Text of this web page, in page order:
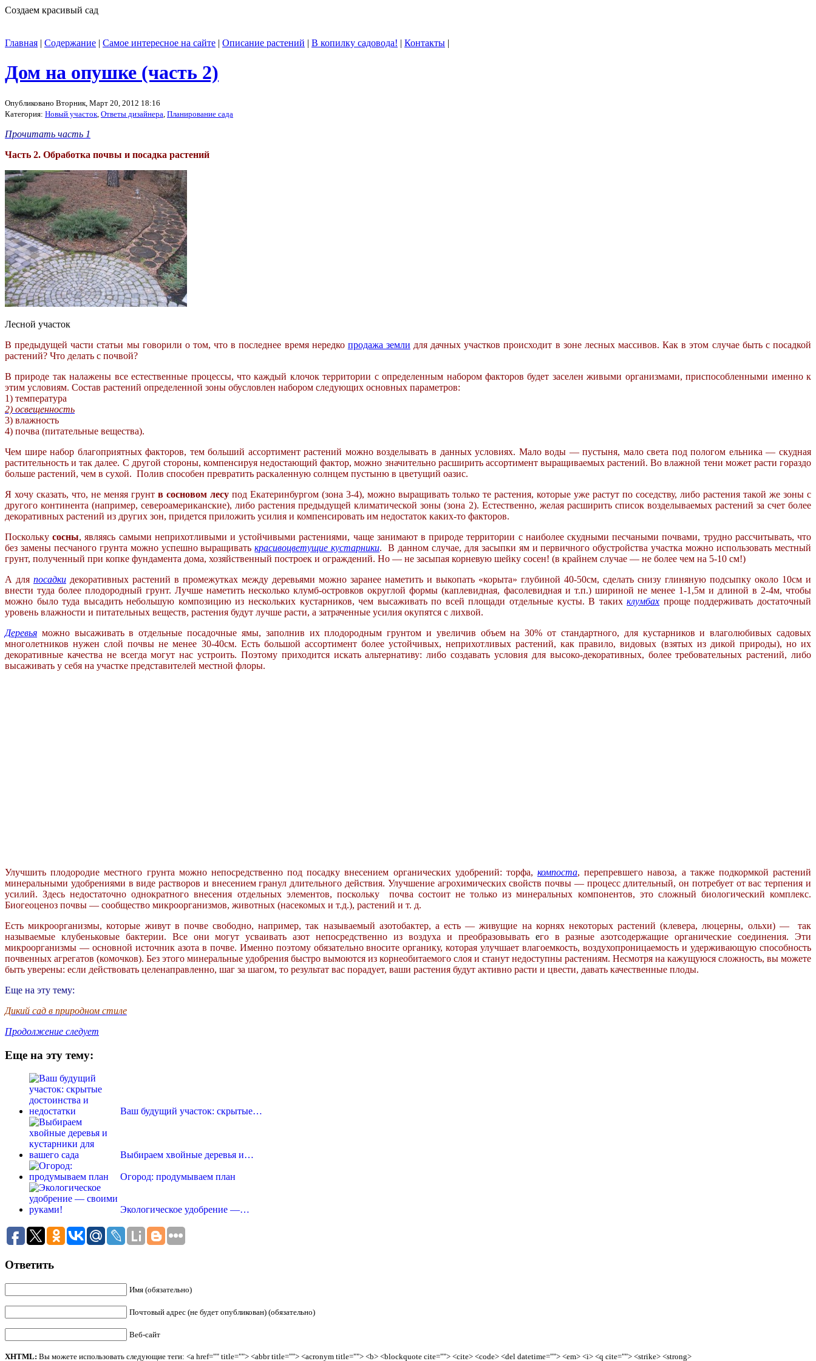
Создаем красивый сад
Главная | Содержание | Самое интересное на сайте | Описание растений | В копилку садовода! | Контакты |
Дом на опушке (часть 2)
Опубликовано Вторник, Март 20, 2012 18:16
Категория: Новый участок Ответы дизайнера Планирование сада
Прочитать часть 1
Часть 2. Обработка почвы и посадка растений
Лесной участок
В предыдущей части статьи мы говорили о том, что в последнее время нередко продажа земли для дачных участков происходит в зоне лесных массивов. Как в этом случае быть с посадкой
растений? Что делать с почвой?
В природе так налажены все естественные процессы, что каждый клочок территории с определенным набором факторов будет заселен живыми организмами, приспособленными именно к
этим условиям. Состав растений определенной зоны обусловлен набором следующих основных параметров:
1) температура
2) освещенность
3) влажность
4) почва (питательные вещества).
Чем шире набор благоприятных факторов, тем больший ассортимент растений можно возделывать в данных условиях. Мало воды — пустыня, мало света под пологом ельника — скудная
растительность и так далее. С другой стороны, компенсируя недостающий фактор, можно значительно расширить ассортимент выращиваемых растений. Во влажной тени может расти гораздо
больше растений, чем в сухой. Полив способен превратить раскаленную солнцем пустыню в цветущий оазис.
Я хочу сказать, что, не меняя грунт в сосновом лесу под Екатеринбургом (зона 3-4), можно выращивать только те растения, которые уже растут по соседству, либо растения такой же зоны с
другого континента (например,североамериканские), либо растения предыдущей климатической зоны (зона 2). Естественно, желая расширить список возделываемых растений за счет более
декоративных растений из других зон, придется приложить усилия и компенсировать им недостаток каких-то факторов.
Посколькусосны, являясь самыми неприхотливыми и устойчивыми растениями, чаще занимают в природе территории с наиболее скудными песчаными почвами, трудно рассчитывать, что
без замены песчаного грунта можно успешно выращиватькрасивоцветущие кустарники. В данном случае, для засыпки ям и первичного обустройства участка можно использовать местный
грунт, полученный при копке фундамента дома, хозяйственный построек и ограждений. Но — не засыпая корневую шейку сосен! (в крайнем случае — не более чем на 5-10 см!)
А для посадки декоративных растений в промежутках между деревьями можно заранее наметить и выкопать «корыта» глубиной 40-50см, сделать снизу глиняную подсыпку около 10см и
внести туда более плодородный грунт. Лучше наметить несколько клумб-островков округлой формы (каплевидная, фасолевидная и т.п.) шириной не менее 1-1,5м и длиной в 2-4м, чтобы
можно было туда высадить небольшую композицию из нескольких кустарников, чем высаживать по всей площади отдельные кусты. В такихклумбах проще поддерживать достаточный
уровень влажности и питательных веществ, растения будут лучше расти, а затраченные усилия окупятся с лихвой.
Деревья можно высаживать в отдельные посадочные ямы, заполнив их плодородным грунтом и увеличив объем на 30% от стандартного, для кустарников ивлаголюбивых садовых
многолетников нужен слойпочвы не менее 30-40см. Есть большой ассортимент более устойчивых, неприхотливых растений, какправило, видовых (взятых из дикой природы), но их
декоративные качества не всегда могут насустроить. Поэтому приходится искать альтернативу:либо создавать условия для высоко-декоративных, более требовательных растений, либо
высаживать у себя на участке представителей местной флоры.
Улучшить плодородие местного грунта можно непосредственно под посадку внесением органических удобрений: торфа,компоста,перепревшего навоза, а также подкормкой растений
минеральными удобрениями в виде растворов и внесением гранул длительного действия. Улучшение агрохимических свойств почвы — процесс длительный, он потребует от вас терпения и
усилий. Здесь недостаточно однократного внесения отдельных элементов, поскольку почва состоит нетолько из минеральных компонентов, это сложный биологический комплекс.
Биогеоценоз почвы — сообщество микроорганизмов, животных (насекомых и т.д.), растений и т. д.
Есть микроорганизмы, которые живут в почве свободно, например, так называемый азотобактер, а есть — живущие на корнях некоторых растений(клевера, люцерны, ольхи) — так
называемые клубеньковые бактерии. Все они могут усваиватьазот непосредственно из воздуха и преобразовывать его в разные азотсодержащие органическиесоединения. Эти
микроорганизмы — основной источник азота в почве. Именно поэтому обязательно вносите органику, которая улучшаетвлагоемкость, воздухопроницаемость и удерживающуюспособность
почвенных агрегатов (комочков). Без этого минеральные удобрения быстро вымоются из корнеобитаемого слоя и станут недоступны растениям. Несмотря на кажущуюся сложность, вы можете
быть уверены: если действовать целенаправленно, шаг за шагом, то результат вас порадует, ваши растения будут активно расти и цвести, давать качественные плоды.
Еще на эту тему:
Дикий сад в природном стиле
Продолжение следует
Еще на эту тему:
Ваш будущий участок: скрытые…
Выбираем хвойные деревья и…
Огород: продумываем план
Экологическое удобрение —…
Ответить
Имя (обязательно)
Почтовый адрес (не будет опубликован) (обязательно)
Веб-сайт
XHTML: Вы можете использовать следующие теги: <a href="" title=""> <abbr title=""> <acronym title=""> <b> <blockquote cite=""> <cite> <code> <del datetime=""> <em> <i> <q cite=""> <strike> <strong>